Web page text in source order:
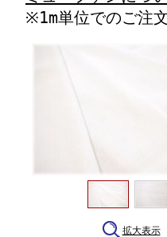
※1m単位でのご注
拡大表示